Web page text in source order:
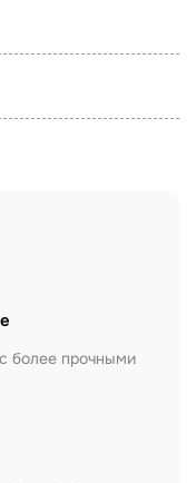
более прочными